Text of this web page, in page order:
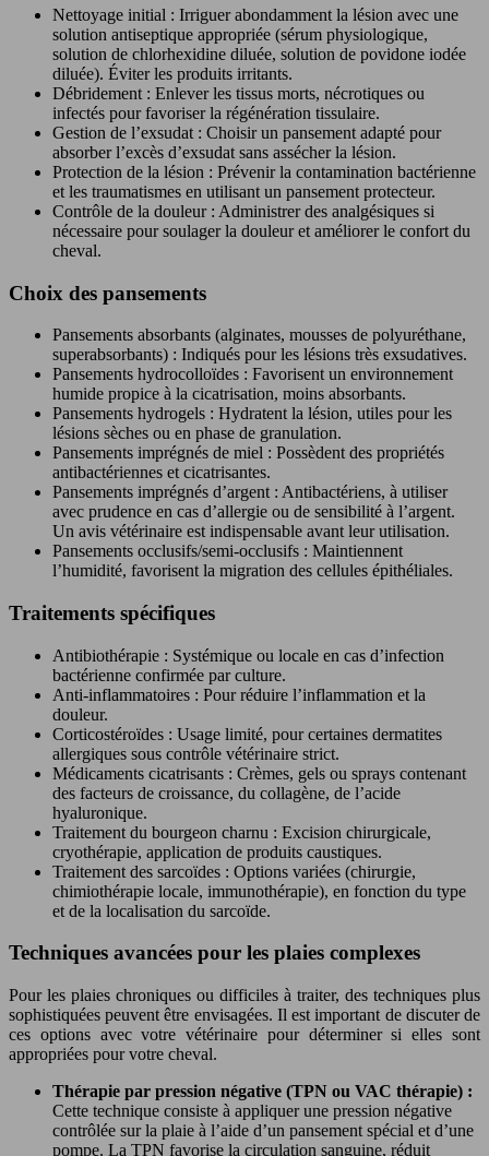
Nettoyage initial : Irriguer abondamment la lésion avec une
solution antiseptique appropriée (sérum physiologique,
solution de chlorhexidine diluée, solution de povidone iodée
diluée). Éviter les produits irritants.
Débridement : Enlever les tissus morts, nécrotiques ou
infectés pour favoriser la régénération tissulaire.
Gestion de l’exsudat : Choisir un pansement adapté pour
absorber l’excès d’exsudat sans assécher la lésion.
Protection de la lésion : Prévenir la contamination bactérienne
et les traumatismes en utilisant un pansement protecteur.
Contrôle de la douleur : Administrer des analgésiques si
nécessaire pour soulager la douleur et améliorer le confort du
cheval.
Choix des pansements
Pansements absorbants (alginates, mousses de polyuréthane,
superabsorbants) : Indiqués pour les lésions très exsudatives.
Pansements hydrocolloïdes : Favorisent un environnement
humide propice à la cicatrisation, moins absorbants.
Pansements hydrogels : Hydratent la lésion, utiles pour les
lésions sèches ou en phase de granulation.
Pansements imprégnés de miel : Possèdent des propriétés
antibactériennes et cicatrisantes.
Pansements imprégnés d’argent : Antibactériens, à utiliser
avec prudence en cas d’allergie ou de sensibilité à l’argent.
Un avis vétérinaire est indispensable avant leur utilisation.
Pansements occlusifs/semi-occlusifs : Maintiennent
l’humidité, favorisent la migration des cellules épithéliales.
Traitements spécifiques
Antibiothérapie : Systémique ou locale en cas d’infection
bactérienne confirmée par culture.
Anti-inflammatoires : Pour réduire l’inflammation et la
douleur.
Corticostéroïdes : Usage limité, pour certaines dermatites
allergiques sous contrôle vétérinaire strict.
Médicaments cicatrisants : Crèmes, gels ou sprays contenant
des facteurs de croissance, du collagène, de l’acide
hyaluronique.
Traitement du bourgeon charnu : Excision chirurgicale,
cryothérapie, application de produits caustiques.
Traitement des sarcoïdes : Options variées (chirurgie,
chimiothérapie locale, immunothérapie), en fonction du type
et de la localisation du sarcoïde.
Techniques avancées pour les plaies complexes
Pour les plaies chroniques ou difficiles à traiter, des techniques plus
sophistiquées peuvent être envisagées. Il est important de discuter de
ces options avec votre vétérinaire pour déterminer si elles sont
appropriées pour votre cheval.
Thérapie par pression négative (TPN ou VAC thérapie) :
Cette technique consiste à appliquer une pression négative
contrôlée sur la plaie à l’aide d’un pansement spécial et d’une
pompe. La TPN favorise la circulation sanguine, réduit